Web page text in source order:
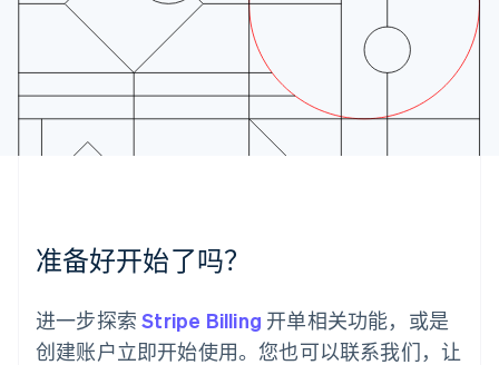
准备好开始了吗？
进一步探索Stripe Billing 开单相关功能，或是
创建账户立即开始使用。您也可以联系我们，让
卢森堡
Français DeutschEnglish
罗马尼亚
马尔他
English
马来西亚
墨西哥
EspañolEnglish
English
葡萄牙
PortuguêsEnglish